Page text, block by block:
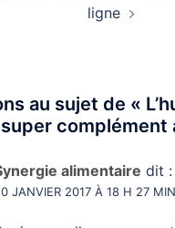
ligne
au sujet de «
complément
alimentaire dit :
JANVIER 2017 À 18 H 27 MIN